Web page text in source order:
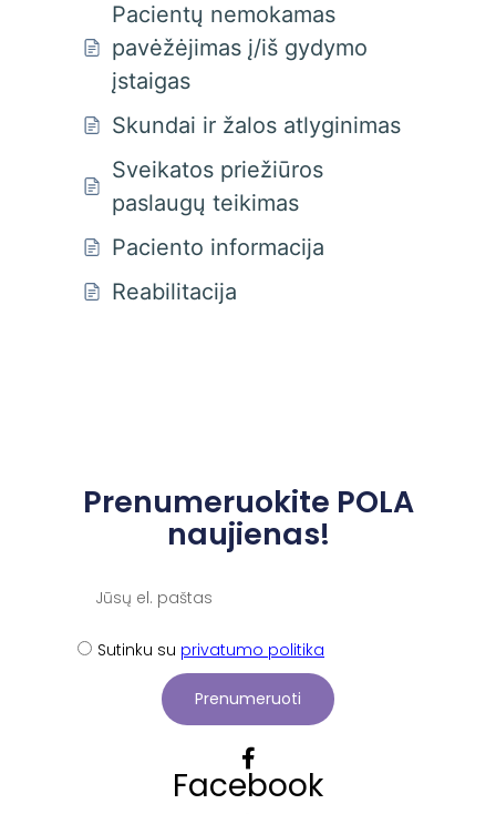
Pacientų nemokamas
pavėžėjimas į/iš gydymo
įstaigas
Skundai ir žalos atlyginimas
Sveikatos priežiūros
paslaugų teikimas
Paciento informacija
Reabilitacija
Prenumeruokite POLA
naujienas!
Sutinku su privatumo politika
Prenumeruoti
Facebook